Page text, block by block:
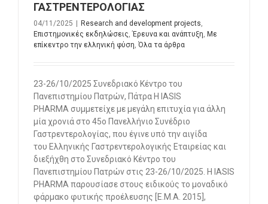
ΓΑΣΤΡΕΝΤΕΡΟΛΟΓΙΑΣ
04/11/2025 Research and development projects,
Επιστημονικές εκδηλώσεις,Έρευνα και ανάπτυξη, Με
επίκεντρο την ελληνική φύση, Όλα τα άρθρα
23-26/10/2025 Συνεδριακό Κέντρο του
Πανεπιστημίου Πατρών, Πάτρα Η ΙΑSIS
PHARMA συμμετείχε με μεγάλη επιτυχία για άλλη
μία χρονιά στο 45ο Πανελλήνιο Συνέδριο
Γαστρεντερολογίας, που έγινε υπό την αιγίδα
του Ελληνικής Γαστρεντερολογικής Εταιρείας και
διεξήχθη στο Συνεδριακό Κέντρο του
Πανεπιστημίου Πατρών στις 23-26/10/2025. Η ΙΑSIS
PHARMA παρουσίασε στους ειδικούς το μοναδικό
φάρμακο φυτικής προέλευσης [E.M.A. 2015],